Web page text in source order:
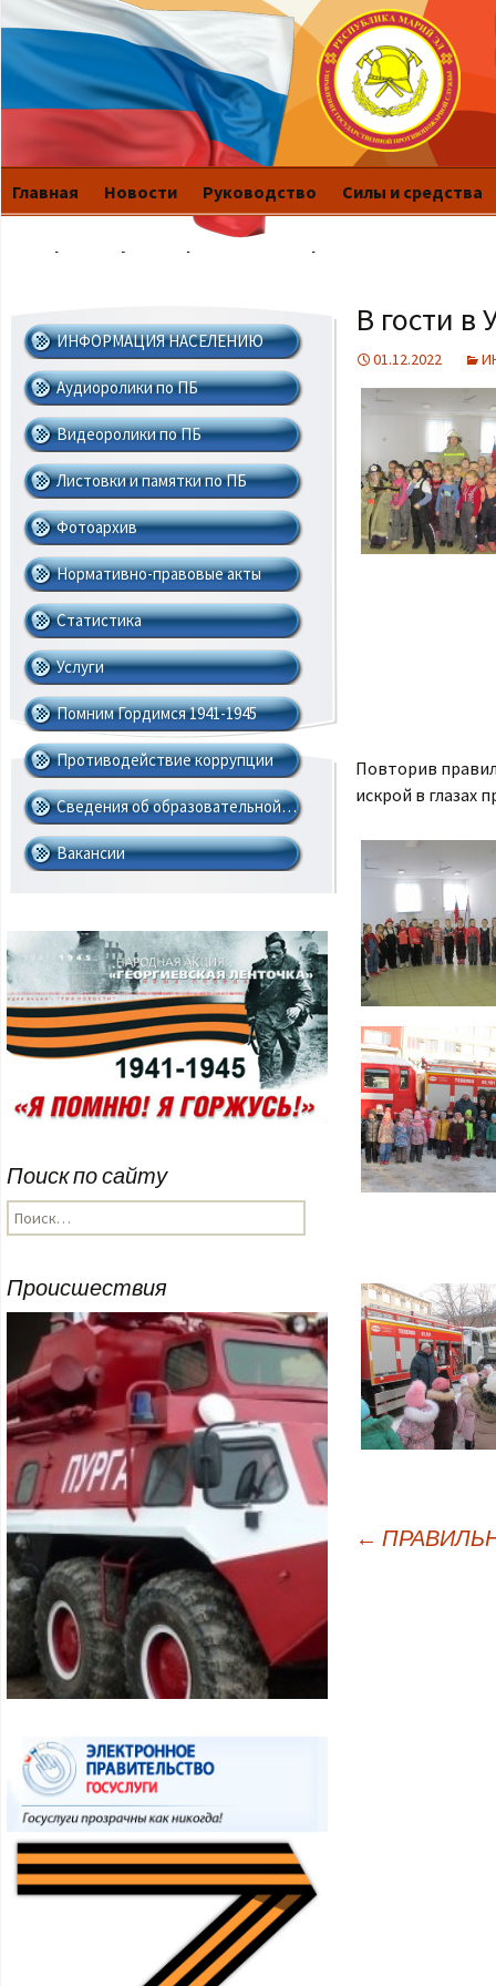
Главная Новости Руководство Силы и средства
Это интересно
В гости в
01.12.2022
Повторив
искрой в глазах
Навигация по записям
←
ИНФОРМАЦИЯ НАСЕЛЕНИЮ
Аудиоролики по ПБ
Видеоролики по ПБ
Листовки и памятки по ПБ
Фотоархив
Нормативно-правовые акты
Cтатистика
Услуги
Помним Гордимся 1941-1945
Противодействие коррупции
Сведения об образовательной…
Вакансии
Поиск по сайту
Найти:
Происшествия